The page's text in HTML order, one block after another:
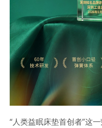
“人类益眠床垫首创者”这